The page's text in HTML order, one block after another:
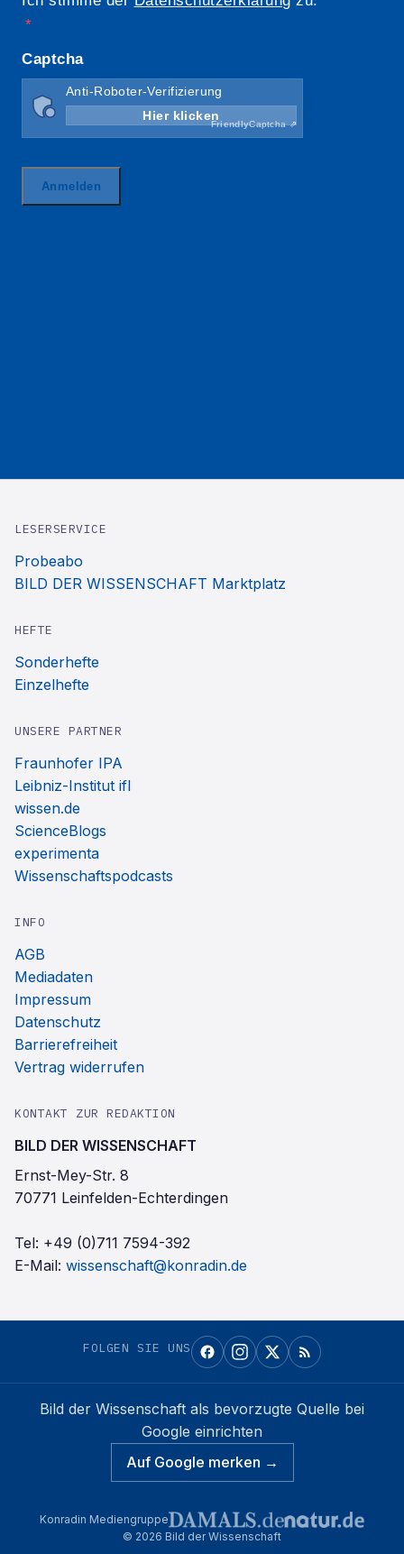
LESERSERVICE
Probeabo
BILD DER WISSENSCHAFT Marktplatz
HEFTE
Sonderhefte
Einzelhefte
UNSERE PARTNER
Fraunhofer IPA
Leibniz-Institut ifl
wissen.de
ScienceBlogs
experimenta
Wissenschaftspodcasts
INFO
AGB
Mediadaten
Impressum
Datenschutz
Barrierefreiheit
Vertrag widerrufen
KONTAKT ZUR REDAKTION
BILD DER WISSENSCHAFT
Ernst-Mey-Str. 8
70771 Leinfelden-Echterdingen
Tel: +49 (0)711 7594-392
E-Mail: wissenschaft@konradin.de
FOLGEN SIE UNS
Bild der Wissenschaft als bevorzugte Quelle bei
Google einrichten
Auf Google merken →
Konradin Mediengruppe
© 2026 Bild der Wissenschaft